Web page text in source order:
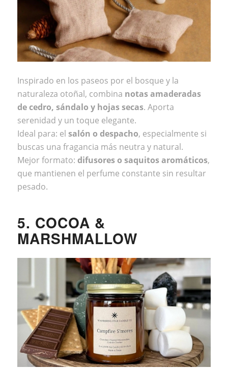
Inspirado en los paseos por el bosque y la
naturaleza otoñal, combina notas amaderadas
de cedro, sándalo y hojas secas. Aporta
serenidad y un toque elegante.
Ideal para: el salón o despacho, especialmente si
buscas una fragancia más neutra y natural.
Mejor formato: difusores o saquitos aromáticos,
que mantienen el perfume constante sin resultar
pesado.
5. COCOA &
MARSHMALLOW